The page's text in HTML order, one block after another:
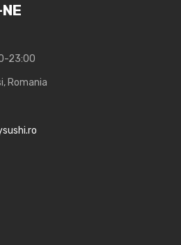
23:00
Romania